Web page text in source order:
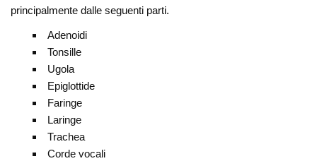
principalmente dalle seguenti parti.
Adenoidi
Tonsille
Ugola
Epiglottide
Faringe
Laringe
Trachea
Corde vocali